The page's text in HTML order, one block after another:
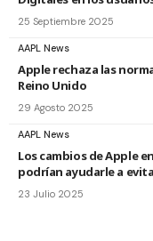
25 Septiembre 2025
AAPL News
Apple rechaza las
Reino Unido
29 Agosto 2025
AAPL News
Los cambios de Apple
podrían ayudarle a
23 Julio 2025